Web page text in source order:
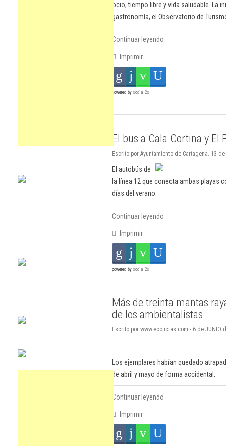
ocio, tiempo libre y vida saludable. La
gastronomía, el Observatorio de
Continuar leyendo
Imprimir
powered by social2s
El bus a Cala Cortina y
Escrito por Ayuntamiento de Cartagena. 13
El autobús de
la línea 12 que conecta ambas playas
días del verano.
Continuar leyendo
Imprimir
powered by social2s
Más de treinta mantas
de los ambientalistas
Escrito por www.ecoticias.com - 6 de JUNIO
Los ejemplares habían quedado
de abril y mayo de forma accidental.
Continuar leyendo
Imprimir